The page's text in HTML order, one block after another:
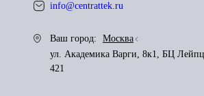
info@centrattek.ru
Ваш город:
Москва
ул. Академика Варги, 8к1, БЦ
421